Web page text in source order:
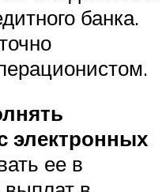
банка.
электронных
ее в